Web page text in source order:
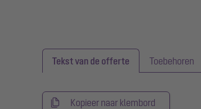
Tekst van de offerte Toebehoren
Kopieer naar klembord